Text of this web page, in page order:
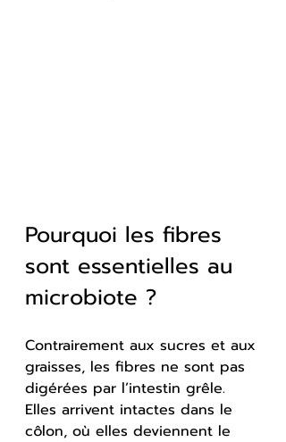
Pourquoi les fibres
sont essentielles au
microbiote ?
Contrairement aux sucres et aux
graisses, les fibres ne sont pas
digérées par l’intestin grêle.
Elles arrivent intactes dans le
côlon, où elles deviennent le